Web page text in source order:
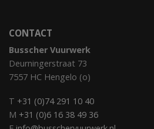
CONTACT
Busscher Vuurwerk
Deurningerstraat 73
7557 HC Hengelo (o)
T +31 (0)74 291 10 40
M +31 (0)6 16 38 49 36